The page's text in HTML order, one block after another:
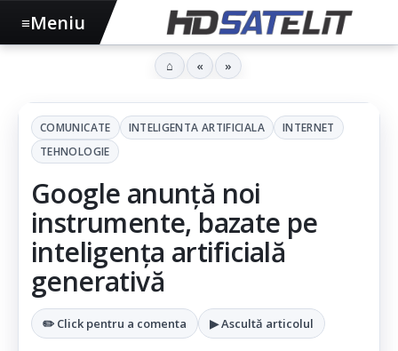
COMUNICATE INTELIGENTA ARTIFICIALA
INTERNET
TEHNOLOGIE
Google anunță noi
instrumente, bazate pe
inteligența artificială
generativă
✏️ Click pentru a comenta ▶ Ascultă articolul
≡Meniu
⌂ « »